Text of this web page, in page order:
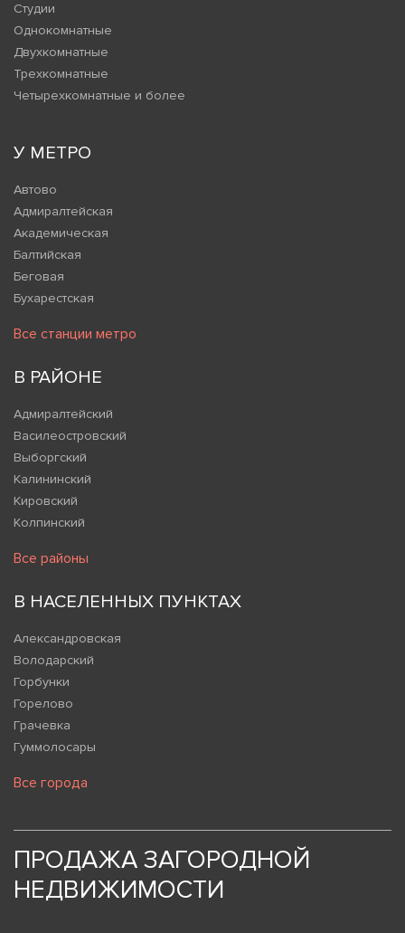
Студии
Однокомнатные
Двухкомнатные
Трехкомнатные
Четырехкомнатные и более
У МЕТРО
Автово
Адмиралтейская
Академическая
Балтийская
Беговая
Бухарестская
Все станции метро
В РАЙОНЕ
Адмиралтейский
Василеостровский
Выборгский
Калининский
Кировский
Колпинский
Все районы
В НАСЕЛЕННЫХ ПУНКТАХ
Александровская
Володарский
Горбунки
Горелово
Грачевка
Гуммолосары
Все города
ПРОДАЖА ЗАГОРОДНОЙ
НЕДВИЖИМОСТИ